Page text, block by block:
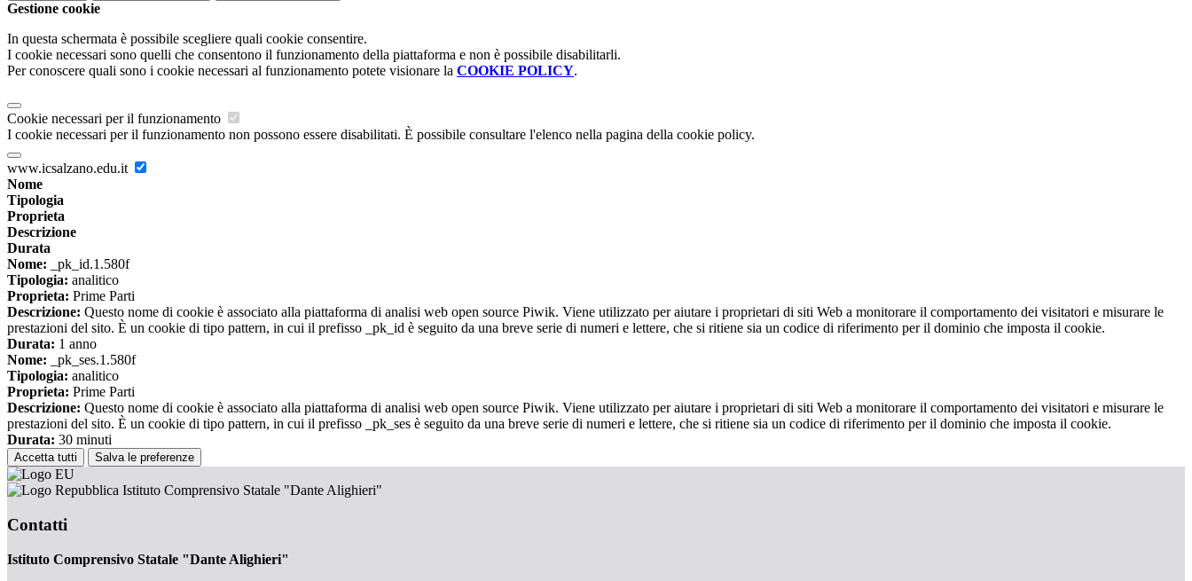
Gestione cookie
In questa schermata è possibile scegliere quali cookie consentire.
I cookie necessari sono quelli che consentono il funzionamento della piattaforma e non è possibile disabilitarli.
Per conoscere quali sono i cookie necessari al funzionamento potete visionare la COOKIE POLICY.
Cookie necessari per il funzionamento
I cookie necessari per il funzionamento non possono essere disabilitati. È possibile consultare l'elenco nella pagina della cookie policy.
www.icsalzano.edu.it
Nome
Tipologia
Proprieta
Descrizione
Durata
Nome: _pk_id.1.580f
Tipologia: analitico
Proprieta: Prime Parti
Descrizione: Questo nome di cookie è associato alla piattaforma di analisi web open source Piwik. Viene utilizzato per aiutare i proprietari di siti Web a monitorare il comportamento dei visitatori e misurare le
prestazioni del sito. È un cookie di tipo pattern, in cui il prefisso _pk_id è seguito da una breve serie di numeri e lettere, che si ritiene sia un codice di riferimento per il dominio che imposta il cookie.
Durata: 1 anno
Nome: _pk_ses.1.580f
Tipologia: analitico
Proprieta: Prime Parti
Descrizione: Questo nome di cookie è associato alla piattaforma di analisi web open source Piwik. Viene utilizzato per aiutare i proprietari di siti Web a monitorare il comportamento dei visitatori e misurare le
prestazioni del sito. È un cookie di tipo pattern, in cui il prefisso _pk_ses è seguito da una breve serie di numeri e lettere, che si ritiene sia un codice di riferimento per il dominio che imposta il cookie.
Durata: 30 minuti
Accetta tutti Salva le preferenze
Istituto Comprensivo Statale "Dante Alighieri"
Contatti
Istituto Comprensivo Statale "Dante Alighieri"